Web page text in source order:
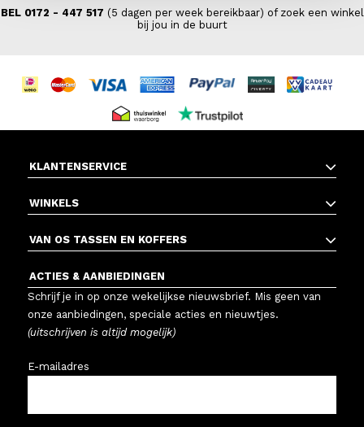
BEL 0172 - 447 517 (5 dagen per week bereikbaar) of zoek een winkel
bij jou in de buurt
KLANTENSERVICE
WINKELS
VAN OS TASSEN EN KOFFERS
ACTIES & AANBIEDINGEN
Schrijf je in op onze wekelijkse nieuwsbrief. Mis geen van
onze aanbiedingen, speciale acties en nieuwtjes.
(uitschrijven is altijd mogelijk)
E-mailadres